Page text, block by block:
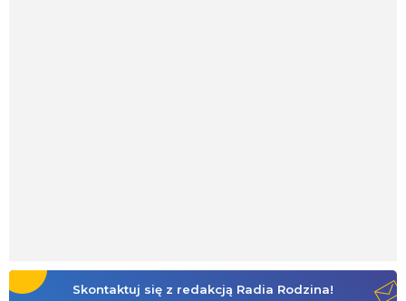
Skontaktuj się z redakcją Radia Rodzina!